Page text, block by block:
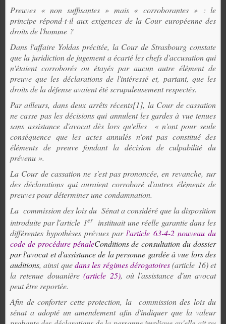
Preuves « non suffisantes » mais « corroborantes » : le
principe répond-t-il aux exigences de la Cour européenne des
droits de l'homme ?
Dans l'affaire Yoldas précitée, la Cour de Strasbourg constate
que la juridiction de jugement a écarté les chefs d'accusation qui
n'étaient corroborés ou étayés par aucun autre élément de
preuve que les déclarations de l'intéressé et, partant, que les
droits de la défense avaient été scrupuleusement respectés.
Par ailleurs, dans deux arrêts récents[1], la Cour de cassation
ne casse pas les décisions qui annulent les gardes à vue tenues
sans assistance d'avocat dès lors qu'elles « n'ont pour seule
conséquence que les actes annulés n'ont pas constitué des
éléments de preuve fondant la décision de culpabilité du
prévenu ».
La Cour de cassation ne s'est pas prononcée, en revanche, sur
des déclarations qui auraient corroboré d'autres éléments de
preuves pour déterminer une condamnation.
La commission des lois du Sénat a considéré que la disposition
introduite par l'article 1erinstituait une réelle garantie dans les
différentes hypothèses prévues par l'article 63-4-2 nouveau du
code de procédure pénaleConditions de consultation du dossier
par l'avocat et d'assistance de la personne gardée à vue lors des
auditions, ainsi quedans les régimes dérogatoires(article 16) et
la retenue douanière(article 25), où l'assistance d'un avocat
peut être reportée.
Afin de conforter cette protection, la
commission des lois du
sénat a adopté unamendementafin d'indiquer que la valeur